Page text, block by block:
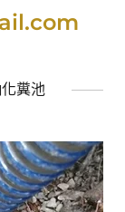
糞池